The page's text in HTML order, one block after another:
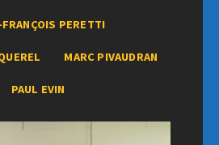
PERETTI
MARC PIVAUDRAN
PAUL EVIN